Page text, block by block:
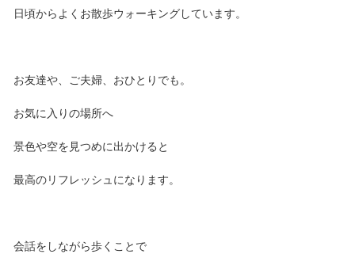
日頃からよくお散歩ウォーキングしています。
お友達や、ご夫婦、おひとりでも。
お気に入りの場所へ
景色や空を見つめに出かけると
最高のリフレッシュになります。
会話をしながら歩くことで